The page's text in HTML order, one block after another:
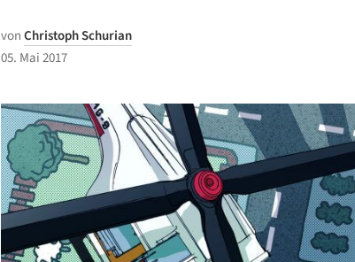
vonChristoph Schurian
05. Mai 2017